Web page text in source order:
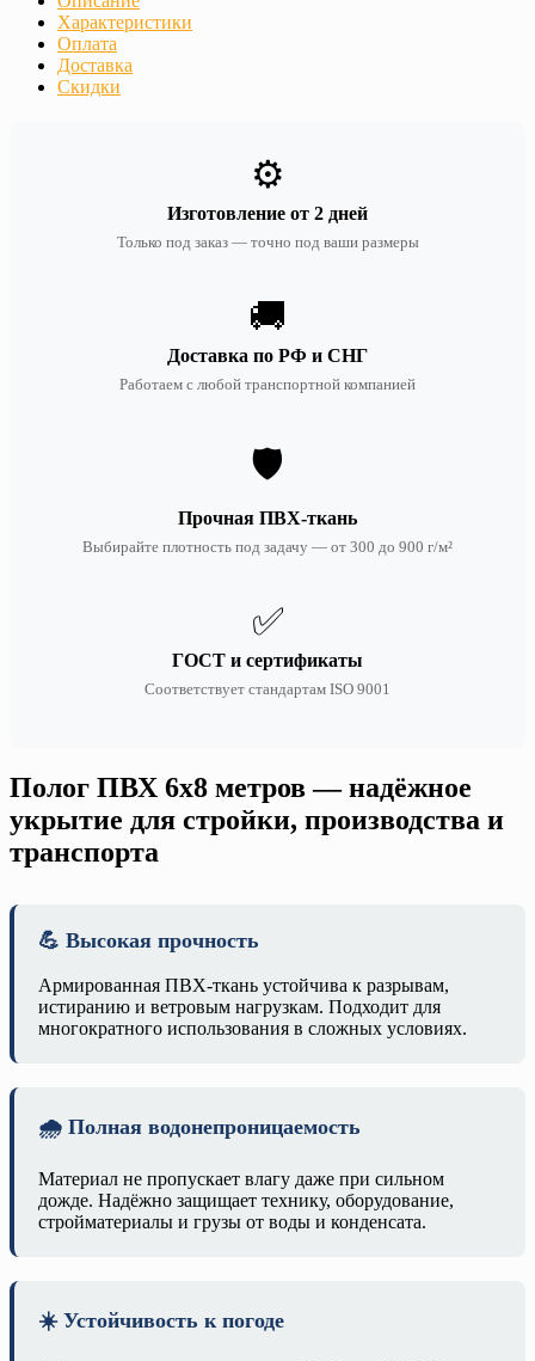
Характеристики
Оплата
Доставка
Скидки
⚙️
Изготовление от 2 дней
Только под заказ — точно под ваши размеры
🚚
Доставка по РФ и СНГ
Работаем с любой транспортной компанией
🛡️
Прочная ПВХ-ткань
Выбирайте плотность под задачу — от 300 до 900 г/м²
✅
ГОСТ и сертификаты
Соответствует стандартам ISO 9001
Полог ПВХ 6х8 метров — надёжное
укрытие для стройки, производства и
транспорта
💪 Высокая прочность
Армированная ПВХ-ткань устойчива к разрывам,
истиранию и ветровым нагрузкам. Подходит для
многократного использования в сложных условиях.
🌧️ Полная водонепроницаемость
Материал не пропускает влагу даже при сильном
дожде. Надёжно защищает технику, оборудование,
стройматериалы и грузы от воды и конденсата.
☀️ Устойчивость к погоде